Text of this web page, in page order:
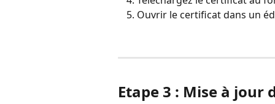
Ouvrir le certificat dans un
Etape 3 : Mise à jour